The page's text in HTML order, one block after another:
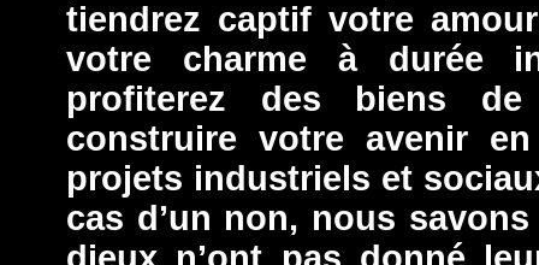
tiendrez captif votre
votre charme à durée
profiterez des biens
construire votre avenir
projets industriels et
cas d’un non, nous